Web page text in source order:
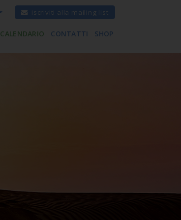
iscriviti alla mailing list
CALENDARIO CONTATTI SHOP